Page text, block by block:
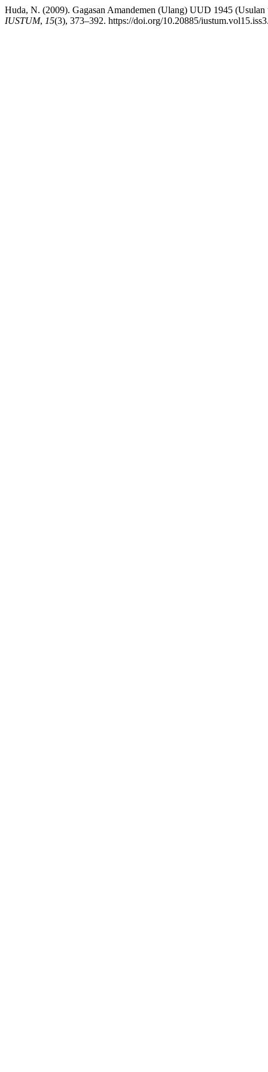
Huda, N. (2009). Gagasan Amandemen (Ulang) UUD 1945
IUSTUM, 15(3), 373–392. https://doi.org/10.20885/